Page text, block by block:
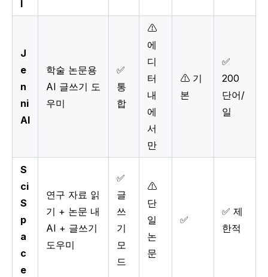
l
J
e
n
ni
AI
학술 논문용
AI 글쓰기 도
우미
✅
통
합
⚠️
에
디
터
내
에
서
만
⚠️ 기
본
✅
200
단어/
일
S
ci
S
p
a
c
e
연구 자료 읽
기 + 논문 내
AI + 글쓰기
도우미
✅
글
쓰
기
모
드
⚠️
단
일
논
문
✅
✅ 제
한적